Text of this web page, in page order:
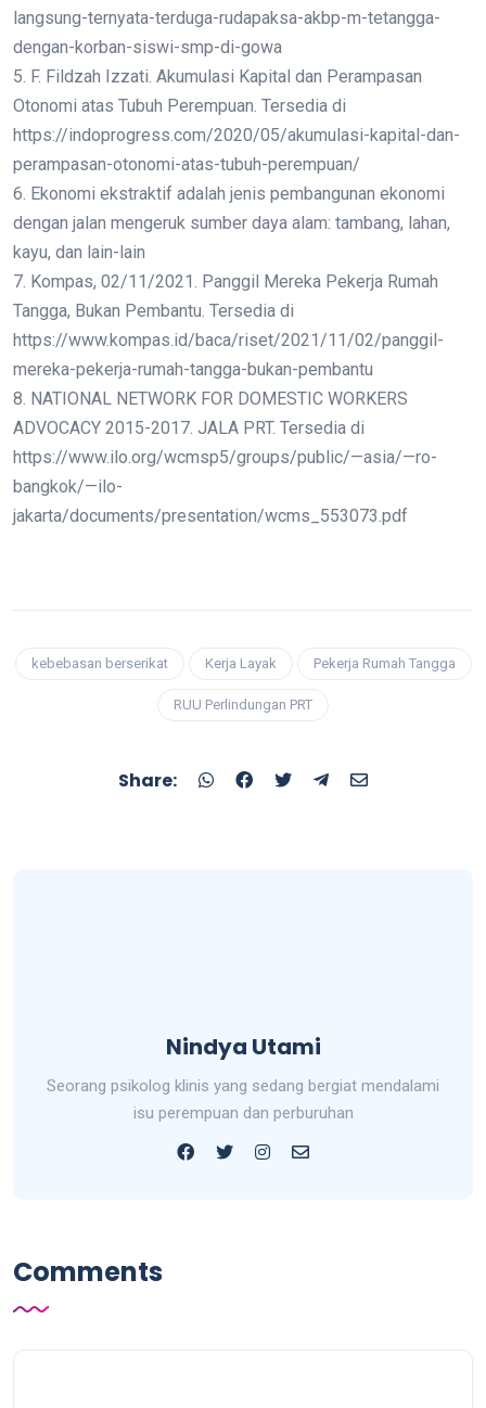
langsung-ternyata-terduga-rudapaksa-akbp-m-tetangga-
dengan-korban-siswi-smp-di-gowa
5. F. Fildzah Izzati. Akumulasi Kapital dan Perampasan
Otonomi atas Tubuh Perempuan. Tersedia di
https://indoprogress.com/2020/05/akumulasi-kapital-dan-
perampasan-otonomi-atas-tubuh-perempuan/
6. Ekonomi ekstraktif adalah jenis pembangunan ekonomi
dengan jalan mengeruk sumber daya alam: tambang, lahan,
kayu, dan lain-lain
7. Kompas, 02/11/2021. Panggil Mereka Pekerja Rumah
Tangga, Bukan Pembantu. Tersedia di
https://www.kompas.id/baca/riset/2021/11/02/panggil-
mereka-pekerja-rumah-tangga-bukan-pembantu
8. NATIONAL NETWORK FOR DOMESTIC WORKERS
ADVOCACY 2015-2017. JALA PRT. Tersedia di
https://www.ilo.org/wcmsp5/groups/public/—asia/—ro-
bangkok/—ilo-
jakarta/documents/presentation/wcms_553073.pdf
kebebasan berserikat Kerja Layak Pekerja Rumah Tangga
RUU Perlindungan PRT
Share:
Nindya Utami
Seorang psikolog klinis yang sedang bergiat mendalami
isu perempuan dan perburuhan
Comments